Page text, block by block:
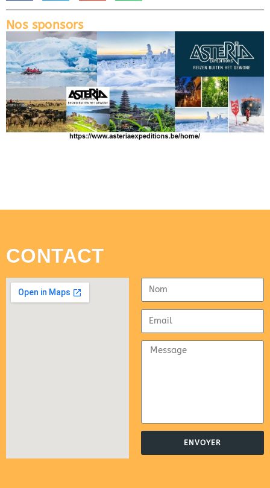
Nos sponsors
CONTACT
ENVOYER